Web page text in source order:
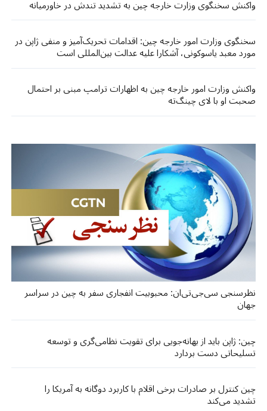
واکنش سخنگوی وزارت خارجه چین به تشدید تندش در خاورمیانه
سخنگوی وزارت امور خارجه چین: اقدامات تحریک‌آمیز و منفی ژاپن در
مورد معبد یاسوکونی، آشکارا علیه عدالت بین‌المللی است
واکنش وزارت امور خارجه چین به اظهارات ترامپ مبنی بر احتمال
صحبت او با لای چینگ‌ته
نظرسنجی سی‌جی‌تی‌ان: محبوبیت انفجاری سفر به چین در سراسر
جهان
چین: ژاپن باید از بهانه‌جویی برای تقویت نظامی‌گری و توسعه
تسلیحاتی دست بردارد
چین کنترل بر صادرات برخی اقلام با کاربرد دوگانه به آمریکا را
تشدید می‌کند